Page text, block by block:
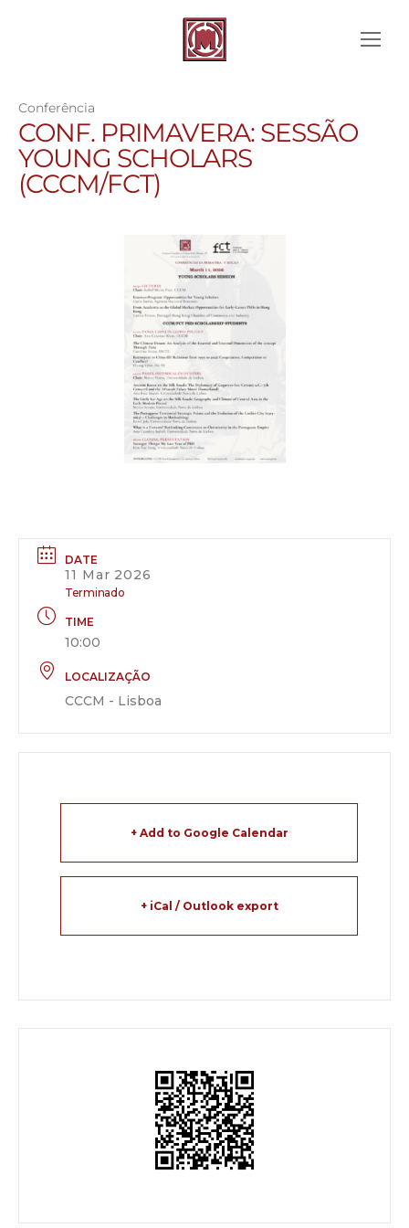
Conferência
CONF. PRIMAVERA: SESSÃO
YOUNG SCHOLARS
(CCCM/FCT)
DATE
11 Mar 2026
Terminado
TIME
10:00
LOCALIZAÇÃO
CCCM - Lisboa
+ Add to Google Calendar
+ iCal / Outlook export